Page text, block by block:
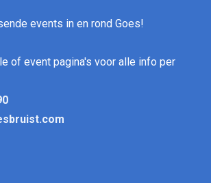
events in en rond Goes!
of event pagina's voor alle info per